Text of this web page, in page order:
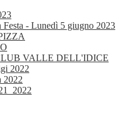
Festa - Lunedì 5 giugno 2023
VALLE DELL'IDICE
2022
2022